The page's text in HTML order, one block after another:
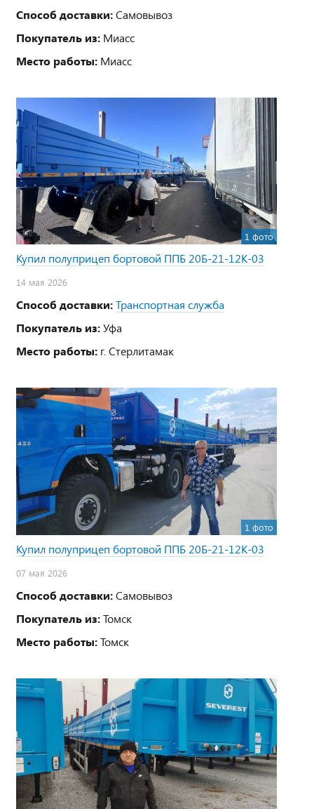
Способ доставки:Самовывоз
Покупатель из: Миасс
Место работы: Миасс
1 фото
Купил полуприцеп бортовой ППБ 20Б-21-12К-03
14 мая 2026
Способ доставки:Транспортная служба
Покупатель из:Уфа
Место работы: г. Стерлитамак
1 фото
Купил полуприцеп бортовой ППБ 20Б-21-12К-03
07 мая 2026
Способ доставки:Самовывоз
Покупатель из:Томск
Место работы:Томск